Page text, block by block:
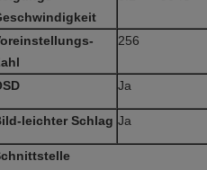
256
Ja
leichter Schlag Ja